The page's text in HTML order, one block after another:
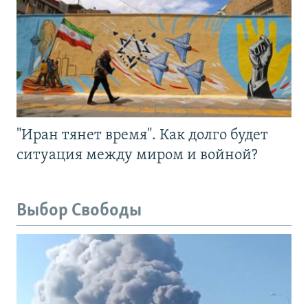
"Иран тянет время". Как долго будет
ситуация между миром и войной?
Выбор Свободы